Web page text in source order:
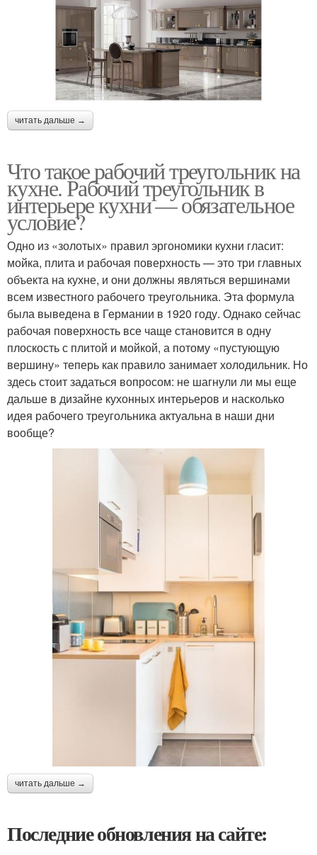
читать дальше →
Что такое рабочий треугольник на
кухне. Рабочий треугольник в
интерьере кухни — обязательное
условие?
Одно из «золотых» правил эргономики кухни гласит:
мойка, плита и рабочая поверхность — это три главных
объекта на кухне, и они должны являться вершинами
всем известного рабочего треугольника. Эта формула
была выведена в Германии в 1920 году. Однако сейчас
рабочая поверхность все чаще становится в одну
плоскость с плитой и мойкой, а потому «пустующую
вершину» теперь как правило занимает холодильник. Но
здесь стоит задаться вопросом: не шагнули ли мы еще
дальше в дизайне кухонных интерьеров и насколько
идея рабочего треугольника актуальна в наши дни
вообще?
читать дальше →
Последние обновления на сайте: